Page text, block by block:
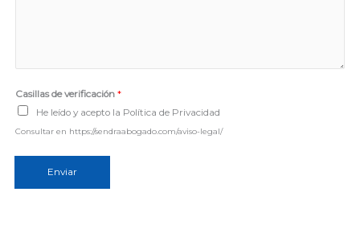
j
e
*
Casillas de verificación*
He leído y acepto la Política de Privacidad
Consultar en https://sendraabogado.com/aviso-legal/
Enviar